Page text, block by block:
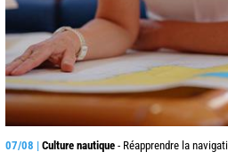
07/08 | Culture nautique - Réapprendre la navigation sans